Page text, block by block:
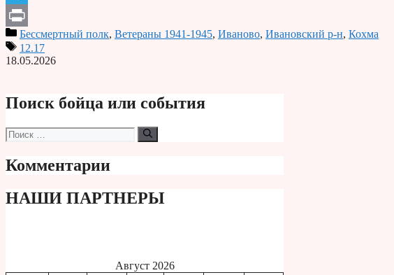
Telegram
PrintБессмертный полк, Ветераны 1941-1945, Иваново, Ивановский р-н, Кохма
12.17
18.05.2026
Поиск бойца или события
Поиск:
Комментарии
НАШИ ПАРТНЕРЫ
Август 2026